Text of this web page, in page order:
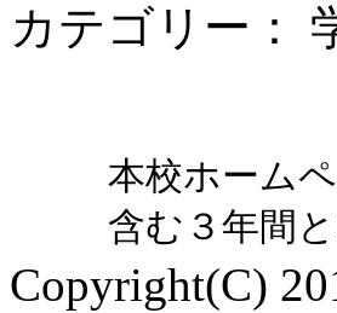
カテゴリー：
本校ホーム
含む３年間
Copyright(C)